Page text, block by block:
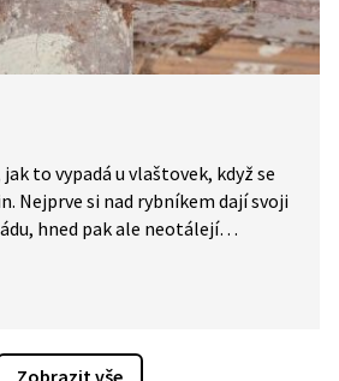
to vypadá u vlaštovek, když se
Nejprve si nad rybníkem dají svoji
hned pak ale neotálejí
Zobrazit vše